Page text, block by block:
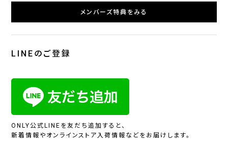
メンバーズ特典をみる
LINEのご登録
ONLY公式LINEを友だち追加すると、
新着情報やオンラインストア入荷情報などをお届けします。